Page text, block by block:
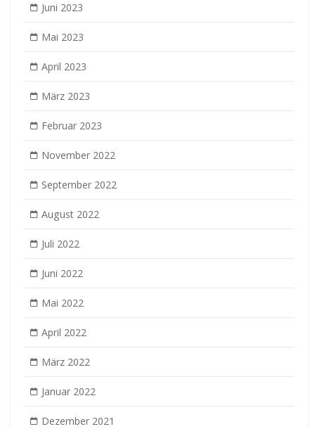
Juni 2023
Mai 2023
April 2023
März 2023
Februar 2023
November 2022
September 2022
August 2022
Juli 2022
Juni 2022
Mai 2022
April 2022
März 2022
Januar 2022
Dezember 2021